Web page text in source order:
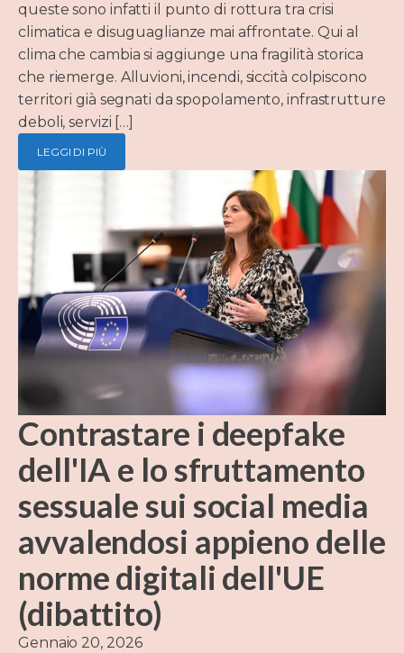
queste sono infatti il punto di rottura tra crisi
climatica e disuguaglianze mai affrontate. Qui al
clima che cambia si aggiunge una fragilità storica
che riemerge. Alluvioni, incendi, siccità colpiscono
territori già segnati da spopolamento, infrastrutture
deboli, servizi […]
LEGGI DI PIÙ
Contrastare i deepfake
dell'IA e lo sfruttamento
sessuale sui social media
avvalendosi appieno delle
norme digitali dell'UE
(dibattito)
Gennaio 20, 2026